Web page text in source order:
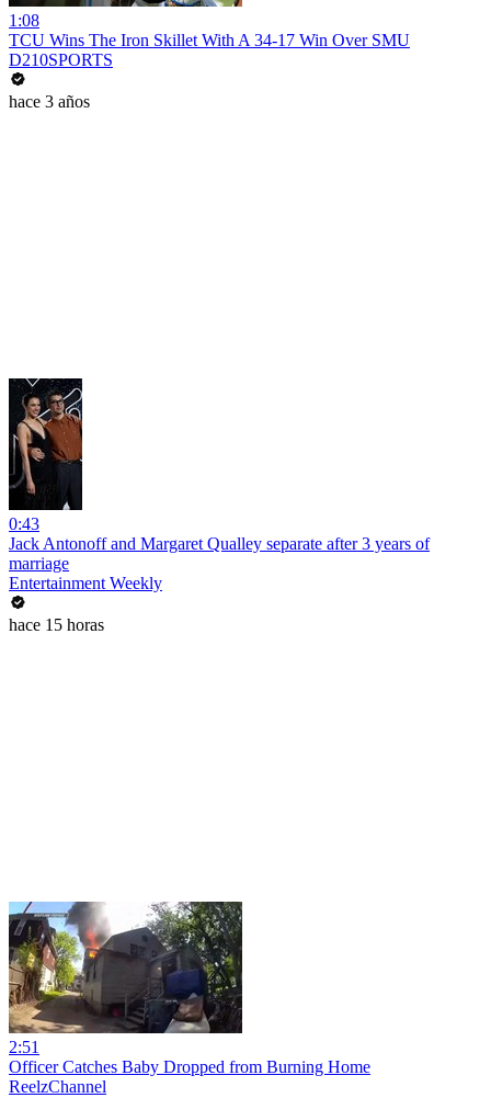
1:08
TCU Wins The Iron Skillet With A 34-17 Win Over SMU
D210SPORTS
hace 3 años
0:43
Jack Antonoff and Margaret Qualley separate after 3 years of
marriage
Entertainment Weekly
hace 15 horas
2:51
Officer Catches Baby Dropped from Burning Home
ReelzChannel